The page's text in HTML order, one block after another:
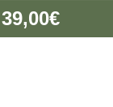
39,00€